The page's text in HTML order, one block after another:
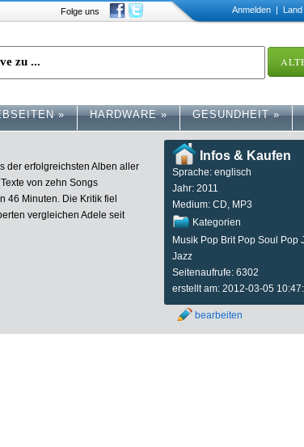
Folge uns Anmelden | Land
» HARDWARE» GESUNDHEIT»
Infos & Kaufen
Sprache: englisch
Jahr: 2011
Medium: CD, MP3
Kategorien
Musik Pop Brit Pop Soul Pop
Jazz
Seitenaufrufe: 6302
erstellt am: 2012-03-05
bearbeiten
der erfolgreichsten Alben aller
von zehn Songs
46 Minuten. Die Kritik fiel
vergleichen Adele seit